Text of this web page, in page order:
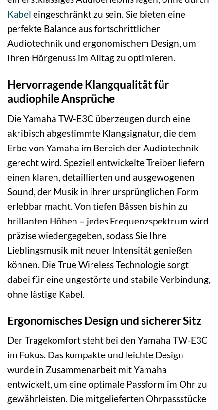
Kabel eingeschränkt zu sein. Sie bieten eine
perfekte Balance aus fortschrittlicher
Audiotechnik und ergonomischem Design, um
Ihren Hörgenuss im Alltag zu optimieren.
Hervorragende Klangqualität für
audiophile Ansprüche
Die Yamaha TW-E3C überzeugen durch eine
akribisch abgestimmte Klangsignatur, die dem
Erbe von Yamaha im Bereich der Audiotechnik
gerecht wird. Speziell entwickelte Treiber liefern
einen klaren, detaillierten und ausgewogenen
Sound, der Musik in ihrer ursprünglichen Form
erlebbar macht. Von tiefen Bässen bis hin zu
brillanten Höhen – jedes Frequenzspektrum wird
präzise wiedergegeben, sodass Sie Ihre
Lieblingsmusik mit neuer Intensität genießen
können. Die True Wireless Technologie sorgt
dabei für eine ungestörte und stabile Verbindung,
ohne lästige Kabel.
Ergonomisches Design und sicherer Sitz
Der Tragekomfort steht bei den Yamaha TW-E3C
im Fokus. Das kompakte und leichte Design
wurde in Zusammenarbeit mit Yamaha
entwickelt, um eine optimale Passform im Ohr zu
gewährleisten. Die mitgelieferten Ohrpassstücke